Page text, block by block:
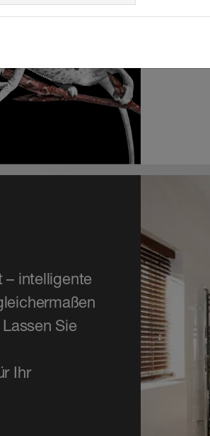
– intelligente
Sie
Ihr